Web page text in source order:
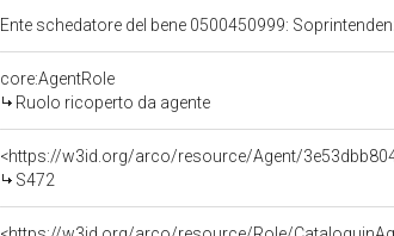
Ente schedatore del bene 0500450999:
core:AgentRole
Ruolo ricoperto da agente
<https://w3id.org/arco/resource/Agent/
S472